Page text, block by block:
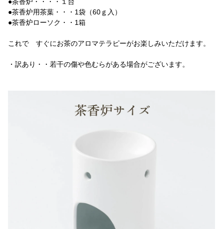
●茶香炉用茶葉・・・1袋（60ｇ入）
●茶香炉ローソク・・1箱
これで すぐにお茶のアロマテラピーがお楽しみいただけます。
・訳あり・・若干の傷や色むらがある場合がございます。